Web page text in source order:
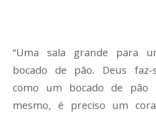
“Uma sala grande para
bocado de pão. Deus faz-
como um bocado de pão
mesmo, é preciso um